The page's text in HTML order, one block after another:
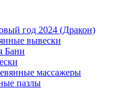
год 2024 (Дракон)
вывески
Бани
массажеры
пазлы